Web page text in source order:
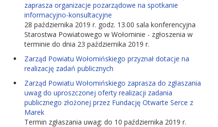
zaprasza organizacje pozarządowe na spotkanie
informacyjno-konsultacyjne
28 października 2019 r. godz. 13.00 sala konferencyjna
Starostwa Powiatowego w Wołominie - zgłoszenia w
terminie do dnia 23 października 2019 r.
Zarząd Powiatu Wołomińskiego przyznał dotacje na
realizację zadań publicznych
Zarząd Powiatu Wołomińskiego zaprasza do zgłaszania
uwag do uproszczonej oferty realizacji zadania
publicznego złożonej przez Fundację Otwarte Serce z
Marek
Termin zgłaszania uwag: do 10 października 2019 r.